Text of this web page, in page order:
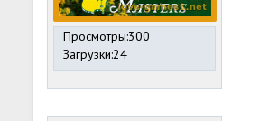
Просмотры:300
Загрузки:24